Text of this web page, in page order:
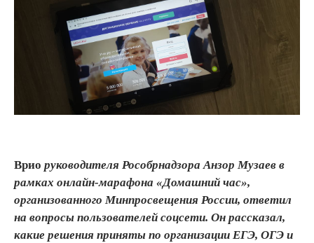
Врио руководителя Рособрнадзора Анзор Музаев в
рамках онлайн-марафона «Домашний час»,
организованного Минпросвещения России, ответил
на вопросы пользователей соцсети. Он рассказал,
какие решения приняты по организации ЕГЭ, ОГЭ и